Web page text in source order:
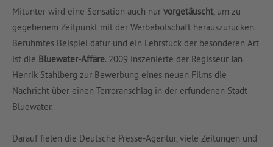
Mitunter wird eine Sensation auch nur vorgetäuscht , um zu
gegebenem Zeitpunkt mit der Werbebotschaft herauszurücken.
Berühmtes Beispiel dafür und ein Lehrstück der besonderen Art
ist die Bluewater-Affäre. 2009 inszenierte der Regisseur Jan
Henrik Stahlberg zur Bewerbung eines neuen Films die
Nachricht über einen Terroranschlag in der erfundenen Stadt
Bluewater.
Darauf fielen die Deutsche Presse-Agentur, viele Zeitungen und